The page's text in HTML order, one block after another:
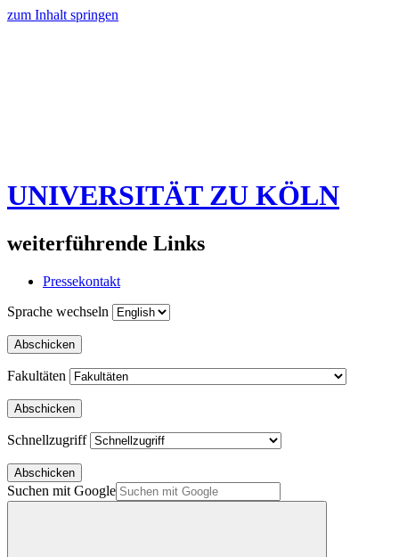
zum Inhalt springen
UNIVERSITÄT ZU KÖLN
weiterführende Links
Pressekontakt
Sprache wechseln
Abschicken
Fakultäten
Abschicken
Schnellzugriff
Abschicken
Suchen mit Google